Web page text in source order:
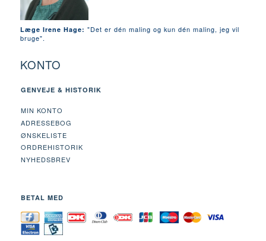
Læge Irene Hage: "Det er dén maling og kun dén maling, jeg vil
bruge".
KONTO
GENVEJE & HISTORIK
MIN KONTO
ADRESSEBOG
ØNSKELISTE
ORDREHISTORIK
NYHEDSBREV
BETAL MED